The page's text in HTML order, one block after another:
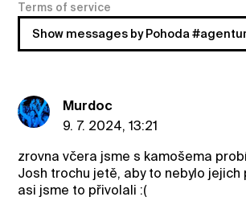
Terms of service
Show messages by Pohoda
Murdoc
9. 7. 2024, 13:21
zrovna včera jsme s kamošema
Josh trochu jetě, aby to nebylo jejich
asi jsme to přivolali :(